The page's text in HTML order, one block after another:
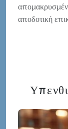
αποδοτική